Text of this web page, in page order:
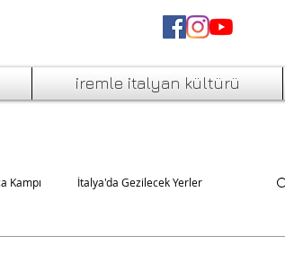
iremle italyan kültürü
Kampı İtalya'da Gezilecek Yerler